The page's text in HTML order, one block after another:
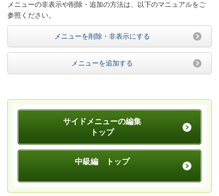
メニューの非表示や削除・追加の方法は、以下のマニュアルをご
参照ください。
メニューを削除・非表示にする
メニューを追加する
サイドメニューの編集
トップ
中級編 トップ